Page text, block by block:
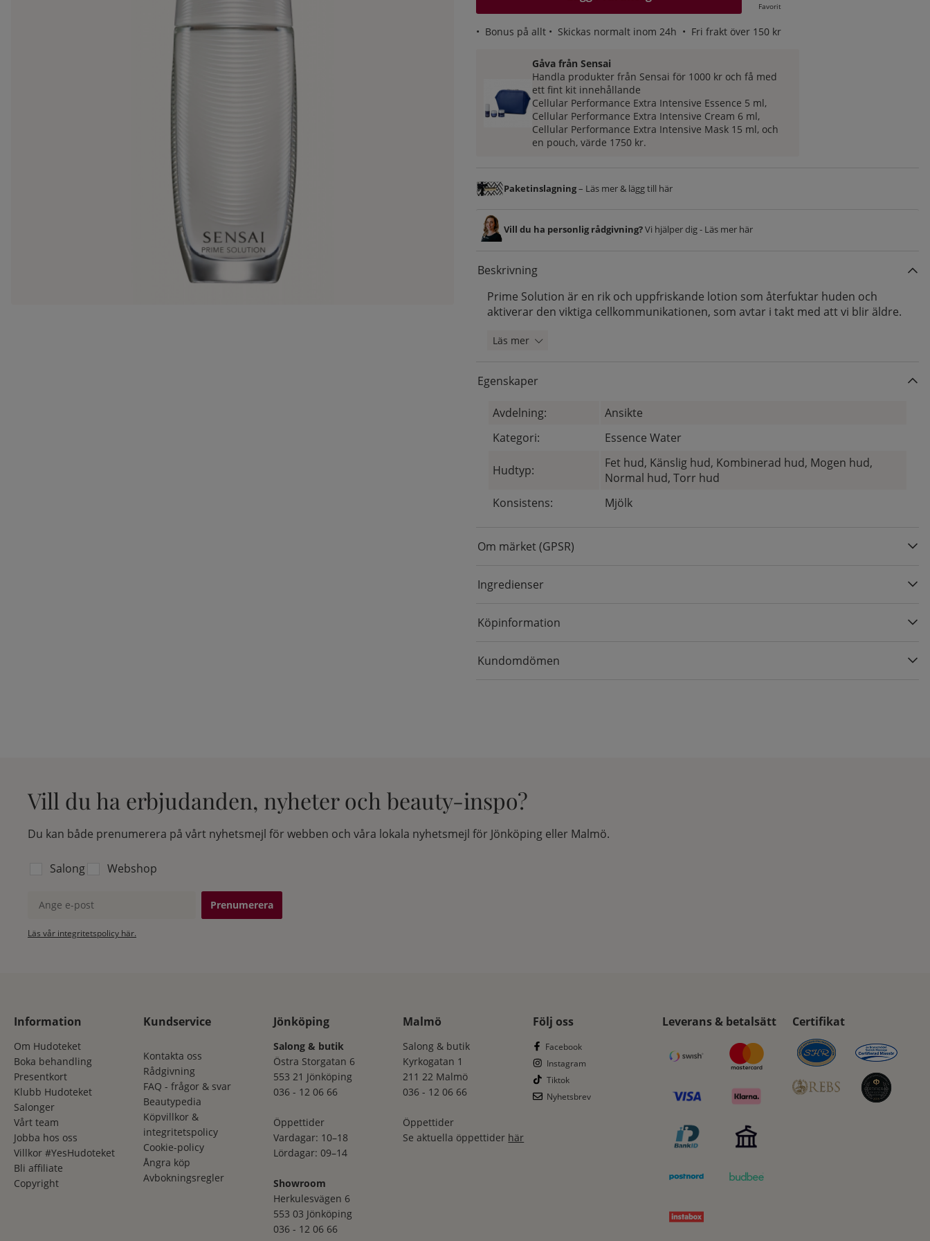
Favorit
• Bonus på allt • Skickas normalt inom 24h • Fri frakt över 150 kr
Gåva från Sensai
Handla produkter från Sensai för 1000 kr och få med
ett fint kit innehållande
Cellular Performance Extra Intensive Essence 5 ml,
Cellular Performance Extra Intensive Cream 6 ml,
Cellular Performance Extra Intensive Mask 15 ml, och
en pouch, värde 1750 kr.
Paketinslagning– Läs mer & lägg till här
Vill du ha personlig rådgivning?Vi hjälper dig - Läs mer här
Beskrivning
Prime Solution är en rik och uppfriskande lotion som återfuktar huden och
aktiverar den viktiga cellkommunikationen, som avtar i takt med att vi blir äldre.
Läs mer
Egenskaper
Avdelning:
Ansikte
Kategori:
Essence Water
Hudtyp:
Fet hud, Känslig hud, Kombinerad hud, Mogen hud,
Normal hud, Torr hud
Konsistens:
Mjölk
Om märket (GPSR)
Ingredienser
Köpinformation
Kundomdömen
Vill du ha erbjudanden, nyheter och beauty-inspo?
Du kan både prenumerera på vårt nyhetsmejl för webben och våra lokala nyhetsmejl för Jönköping eller Malmö.
Välj vilken lista du vill prenumerera på:
Salong
Webshop
Ange e-post
Läs vår integritetspolicy här.
Information
Om Hudoteket
Boka behandling
Presentkort
Klubb Hudoteket
Salonger
Vårt team
Jobba hos oss
Villkor #YesHudoteket
Bli affiliate
Copyright
Kundservice
Kontakta oss
Rådgivning
FAQ - frågor & svar
Beautypedia
Köpvillkor &
integritetspolicy
Cookie-policy
Ångra köp
Avbokningsregler
Jönköping
Salong & butik
Östra Storgatan 6
553 21 Jönköping
036 - 12 06 66
Öppettider
Vardagar: 10–18
Lördagar: 09–14
Showroom
Herkulesvägen 6
553 03 Jönköping
036 - 12 06 66
Malmö
Salong & butik
Kyrkogatan 1
211 22 Malmö
036 - 12 06 66
Öppettider
Se aktuella öppettider här
Följ oss
Facebook
Instagram
Tiktok
Nyhetsbrev
Leverans & betalsätt Certifikat